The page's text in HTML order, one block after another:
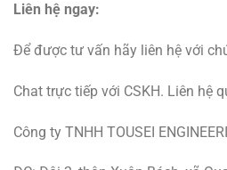
Liên hệ ngay:
Để được tư vấn hãy liên hệ với
Chat trực tiếp với CSKH. Liên hệ
Công ty TNHH TOUSEI